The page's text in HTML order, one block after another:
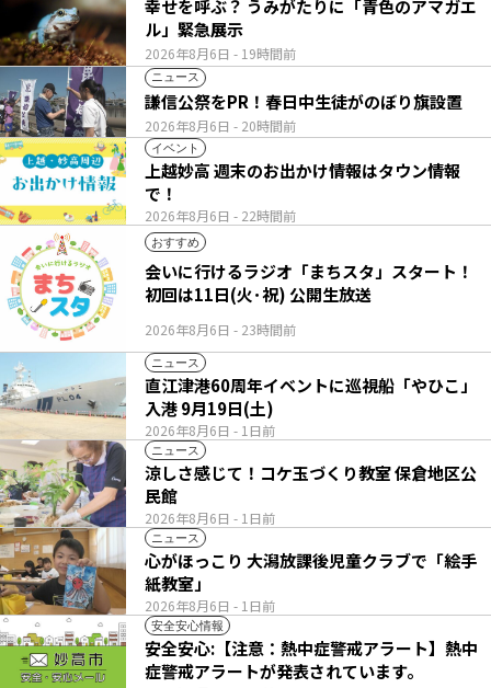
2026年8月6日 - 19時間前
幸せを呼ぶ？ うみがたりに「青色のアマガエ
ル」緊急展示
ニュース
2026年8月6日 - 20時間前
謙信公祭をPR！春日中生徒がのぼり旗設置
イベント
2026年8月6日 - 22時間前
上越妙高 週末のお出かけ情報はタウン情報
で！
おすすめ
2026年8月6日 - 23時間前
会いに行けるラジオ「まちスタ」スタート！
初回は11日(火･祝) 公開生放送
ニュース
2026年8月6日 - 1日前
直江津港60周年イベントに巡視船「やひこ」
入港 9月19日(土)
ニュース
2026年8月6日 - 1日前
涼しさ感じて！コケ玉づくり教室 保倉地区公
民館
ニュース
2026年8月6日 - 1日前
心がほっこり 大潟放課後児童クラブで「絵手
紙教室」
安全安心情報
安全安心:【注意：熱中症警戒アラート】熱中
症警戒アラートが発表されています。